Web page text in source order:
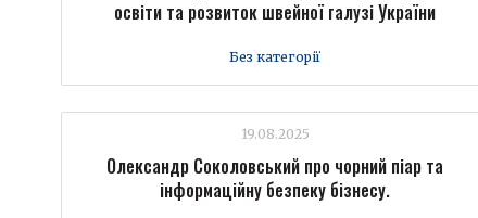
освіти та розвиток швейної галузі України
Без категорії
19.08.2025
Олександр Соколовський про чорний піар та
інформаційну безпеку бізнесу.